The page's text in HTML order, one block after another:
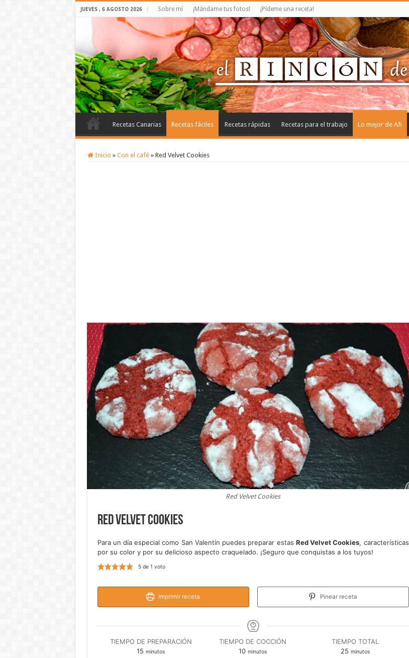
JUEVES , 6 AGOSTO 2026 Sobre mí ¡Mándame tus fotos! ¡Pídeme una receta!
Recetas Canarias Recetas fáciles Recetas rápidas Recetas para el trabajo Lo mejor de Afi
Inicio » Con el café » Red Velvet Cookies
Red Velvet Cookies
Red Velvet Cookies
Para un día especial como San Valentín puedes preparar estas Red Velvet Cookies, características
por su color y por su delicioso aspecto craquelado. ¡Seguro que conquistas a los tuyos!
5de 1 voto
Imprimir receta Pinear receta
TIEMPO DE PREPARACIÓN
15 minutos
minutos
TIEMPO DE COCCIÓN
10minutos
minutos
TIEMPO TOTAL
25minutos
minutos